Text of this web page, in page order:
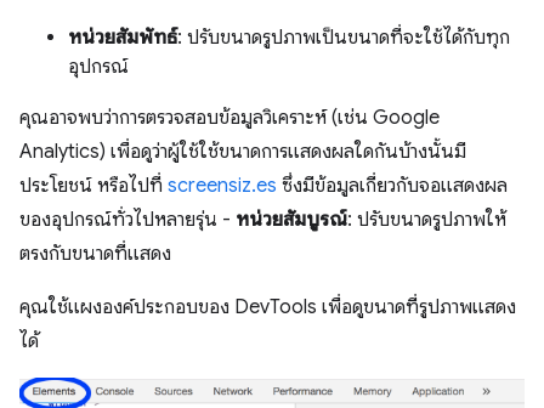
หน่วยสัมพัทธ์: ปรับขนาดรูปภาพเป็นขนาดที่จะใช้ได้กับทุก
อุปกรณ์
คุณอาจพบว่าการตรวจสอบข้อมูลวิเคราะห์ (เช่น Google
Analytics) เพื่อดูว่าผู้ใช้ใช้ขนาดการแสดงผลใดกันบ้างนั้นมี
ประโยชน์ หรือไปที่ screensiz.es ซึ่งมีข้อมูลเกี่ยวกับจอแสดงผล
ของอุปกรณ์ทั่วไปหลายรุ่น - หน่วยสัมบูรณ์: ปรับขนาดรูปภาพให้
ตรงกับขนาดที่แสดง
คุณใช้แผงองค์ประกอบของ DevTools เพื่อดูขนาดที่รูปภาพแสดง
ได้